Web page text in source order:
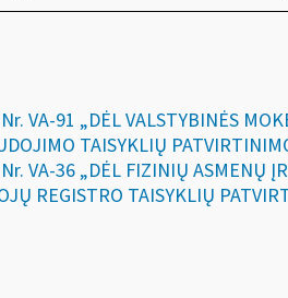
VA-91 „DĖL VALSTYBINĖS
TAISYKLIŲ
VA-36 „DĖL FIZINIŲ ASMENŲ
REGISTRO TAISYKLIŲ